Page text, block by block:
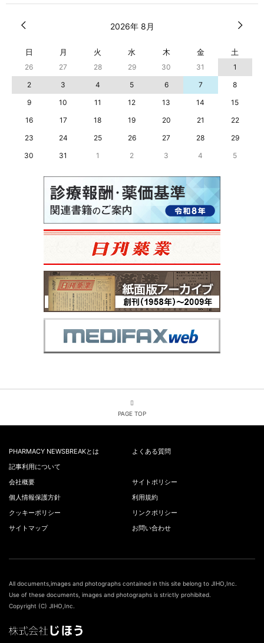
2026年 8月
日 月 火 水 木 金 土
26 27 28 29 30 31
1
2
3 4 5 6 7
8
9
10 11 12 13 14
15
16
17 18 19 20 21
22
23
24 25 26 27 28
29
30
31 1 2 3 4 5
PAGE TOP
PHARMACY NEWSBREAKとは
よくある質問
記事利用について
会社概要
サイトポリシー
個人情報保護方針
利用規約
クッキーポリシー
リンクポリシー
サイトマップ
お問い合わせ
All documents,images and photographs contained in this site belong to JIHO,Inc.
Use of these documents, images and photographs is strictly prohibited.
Copyright (C) JIHO,Inc.